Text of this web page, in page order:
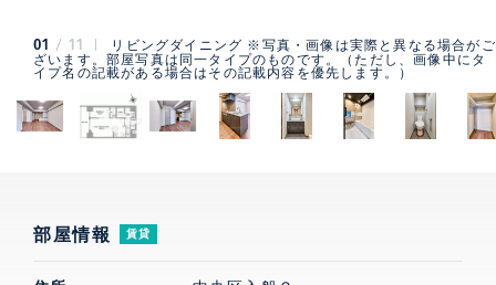
01 11
リビングダイニング ※写真・画像は実際と異なる場合がご
ざいます。部屋写真は同一タイプのものです。（ただし、画像中にタ
イプ名の記載がある場合はその記載内容を優先します。）
部屋情報 賃貸